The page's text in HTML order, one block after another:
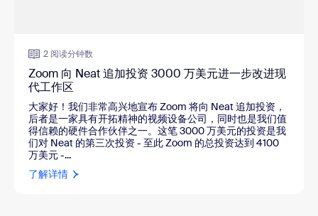
2 阅读分钟数
Zoom 向 Neat 追加投资 3000 万美元进一步改进现
代工作区
大家好！我们非常高兴地宣布 Zoom 将向 Neat 追加投资，
后者是一家具有开拓精神的视频设备公司，同时也是我们值
得信赖的硬件合作伙伴之一。这笔 3000 万美元的投资是我
们对 Neat 的第三次投资 - 至此 Zoom 的总投资达到 4100
万美元 -...
了解详情